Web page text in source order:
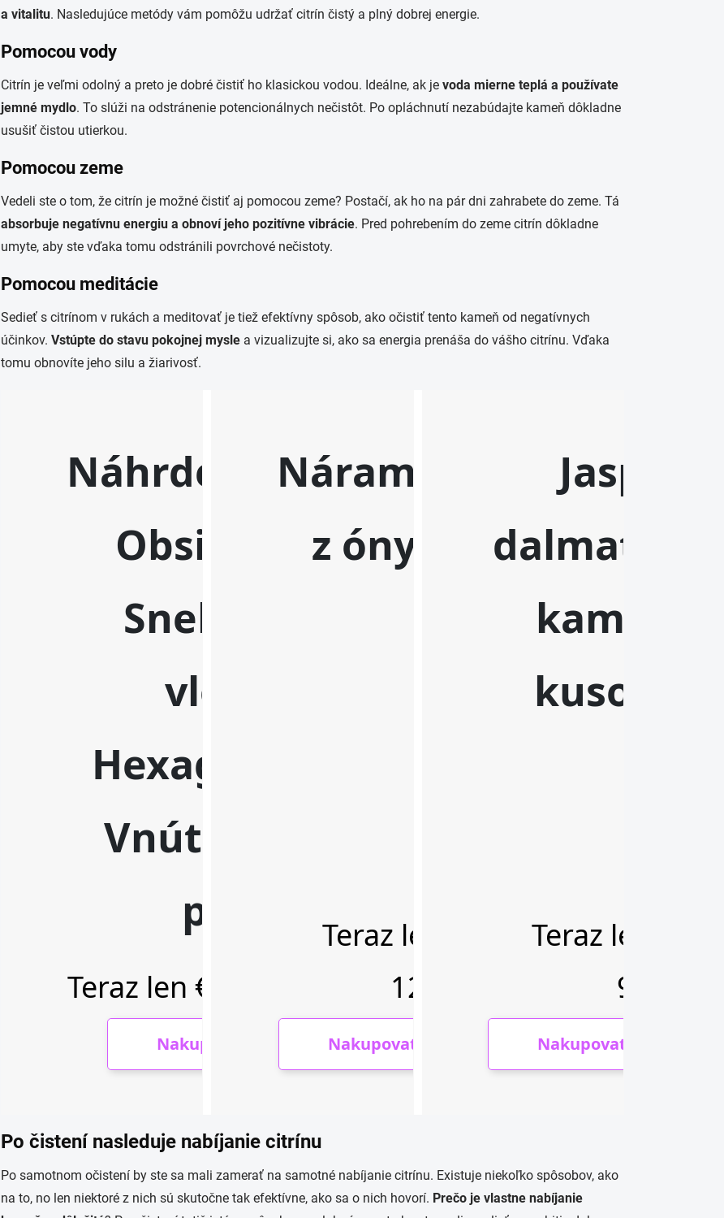
a vitalitu. Nasledujúce metódy vám pomôžu udržať citrín čistý a plný dobrej energie.
Pomocou vody
Citrín je veľmi odolný a preto je dobré čistiť ho klasickou vodou. Ideálne, ak je voda mierne teplá a používate
jemné mydlo. To slúži na odstránenie potencionálnych nečistôt. Po opláchnutí nezabúdajte kameň dôkladne
usušiť čistou utierkou.
Pomocou zeme
Vedeli ste o tom, že citrín je možné čistiť aj pomocou zeme? Postačí, ak ho na pár dni zahrabete do zeme. Tá
absorbuje negatívnu energiu a obnoví jeho pozitívne vibrácie. Pred pohrebením do zeme citrín dôkladne
umyte, aby ste vďaka tomu odstránili povrchové nečistoty.
Pomocou meditácie
Sedieť s citrínom v rukách a meditovať je tiež efektívny spôsob, ako očistiť tento kameň od negatívnych
účinkov. Vstúpte do stavu pokojnej mysle a vizualizujte si, ako sa energia prenáša do vášho citrínu. Vďaka
tomu obnovíte jeho silu a žiarivosť.
Po čistení nasleduje nabíjanie citrínu
Po samotnom očistení by ste sa mali zamerať na samotné nabíjanie citrínu. Existuje niekoľko spôsobov, ako
na to, no len niektoré z nich sú skutočne tak efektívne, ako sa o nich hovorí. Prečo je vlastne nabíjanie